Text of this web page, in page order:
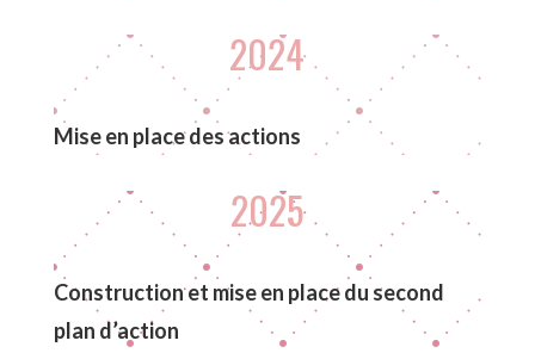
2024
Mise en place des actions
2025
Construction et mise en place du second
plan d’action